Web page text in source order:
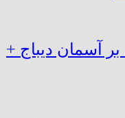
آسمان دیباج +